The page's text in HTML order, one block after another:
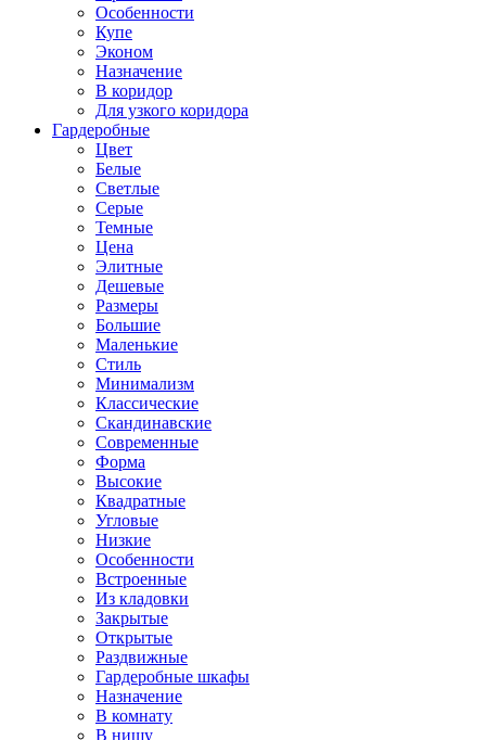
Особенности
Купе
Эконом
Назначение
В коридор
Для узкого коридора
Гардеробные
Цвет
Белые
Светлые
Серые
Темные
Цена
Элитные
Дешевые
Размеры
Большие
Маленькие
Стиль
Минимализм
Классические
Скандинавские
Современные
Форма
Высокие
Квадратные
Угловые
Низкие
Особенности
Встроенные
Из кладовки
Закрытые
Открытые
Раздвижные
Гардеробные шкафы
Назначение
В комнату
В нишу